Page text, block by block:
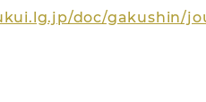
doc/gakushin/